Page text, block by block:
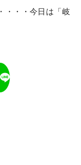
・・・今日は「岐